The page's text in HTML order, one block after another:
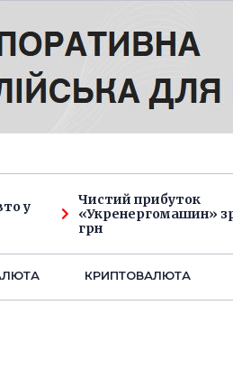
у
Чистий прибуток
«Укренергомашин»
грн
КРИПТОВАЛЮТА